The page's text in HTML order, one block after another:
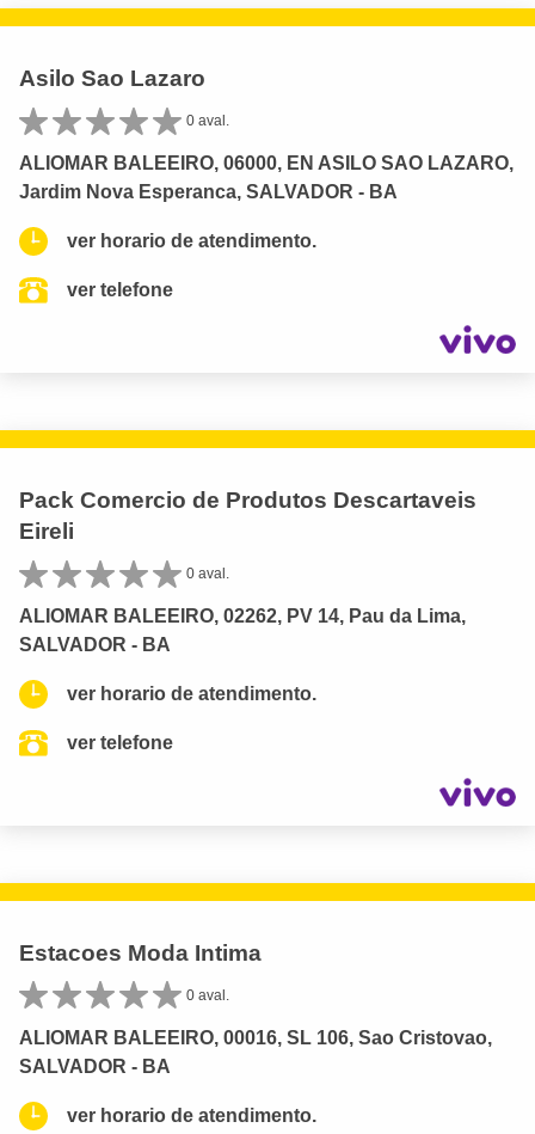
Asilo Sao Lazaro
0 aval.
ALIOMAR BALEEIRO, 06000, EN ASILO SAO LAZARO,
Jardim Nova Esperanca, SALVADOR - BA
ver horario de atendimento.
ver telefone
Pack Comercio de Produtos Descartaveis
Eireli
0 aval.
ALIOMAR BALEEIRO, 02262, PV 14, Pau da Lima,
SALVADOR - BA
ver horario de atendimento.
ver telefone
Estacoes Moda Intima
0 aval.
ALIOMAR BALEEIRO, 00016, SL 106, Sao Cristovao,
SALVADOR - BA
ver horario de atendimento.